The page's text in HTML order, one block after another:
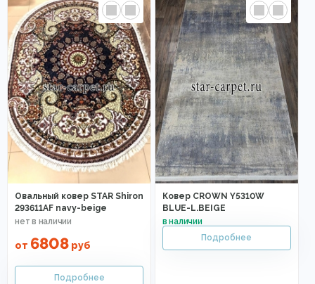
Овальный ковер STAR Shiron
293611AF navy-beige
от 6808 руб
Ковер CROWN Y5310W
BLUE-L.BEIGE